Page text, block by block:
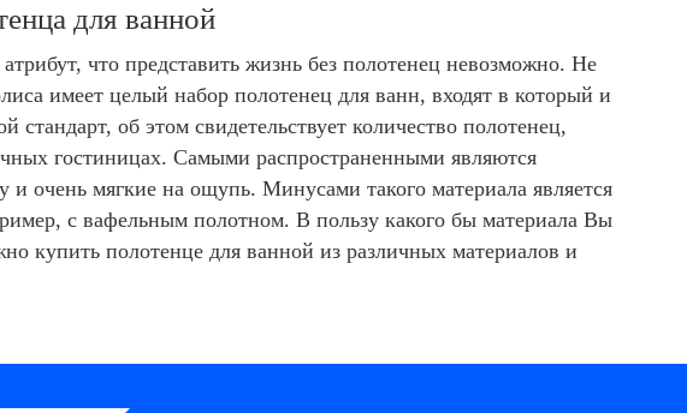
для ванной
что представить жизнь без полотенец невозможно. Не
имеет целый набор полотенец для ванн, входят в который и
об этом свидетельствует количество полотенец,
гостиницах. Самыми распространенными являются
очень мягкие на ощупь. Минусами такого материала является
с вафельным полотном. В пользу какого бы материала Вы
купить полотенце для ванной из различных материалов и